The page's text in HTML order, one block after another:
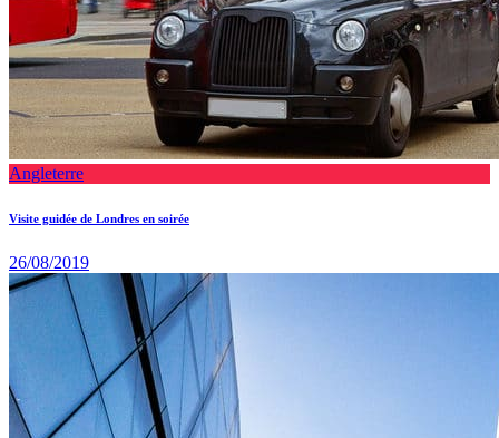
Angleterre
Visite guidée de Londres en soirée
26/08/2019